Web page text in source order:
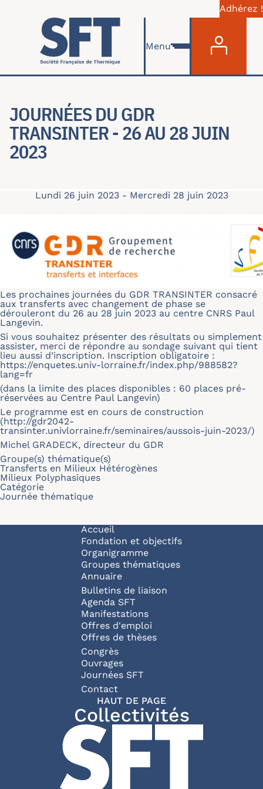
Aller au contenu principal
Adhérez !
Menu
JOURNÉES DU GDR
TRANSINTER - 26 AU 28 JUIN
2023
Lundi 26 juin 2023- Mercredi 28 juin 2023
Les prochaines journées du GDR TRANSINTER consacré
aux transferts avec changement de phase se
dérouleront du 26 au 28 juin 2023 au centre CNRS Paul
Langevin.
Si vous souhaitez présenter des résultats ou simplement
assister, merci de répondre au sondage suivant qui tient
lieu aussi d’inscription. Inscription obligatoire :
https://enquetes.univ-lorraine.fr/index.php/988582?
lang=fr
(dans la limite des places disponibles : 60 places pré-
réservées au Centre Paul Langevin)
Le programme est en cours de construction
(http://gdr2042-
transinter.univlorraine.fr/seminaires/aussois-juin-2023/)
Michel GRADECK, directeur du GDR
Groupe(s) thématique(s)
Transferts en Milieux Hétérogènes
Milieux Polyphasiques
Catégorie
Journée thématique
Navigation principale
Accueil
Fondation et objectifs
Organigramme
Groupes thématiques
Annuaire
Bulletins de liaison
Agenda SFT
Manifestations
Offres d'emploi
Offres de thèses
Congrès
Ouvrages
Journées SFT
Pied de page
Contact
HAUT DE PAGE
Collectivités